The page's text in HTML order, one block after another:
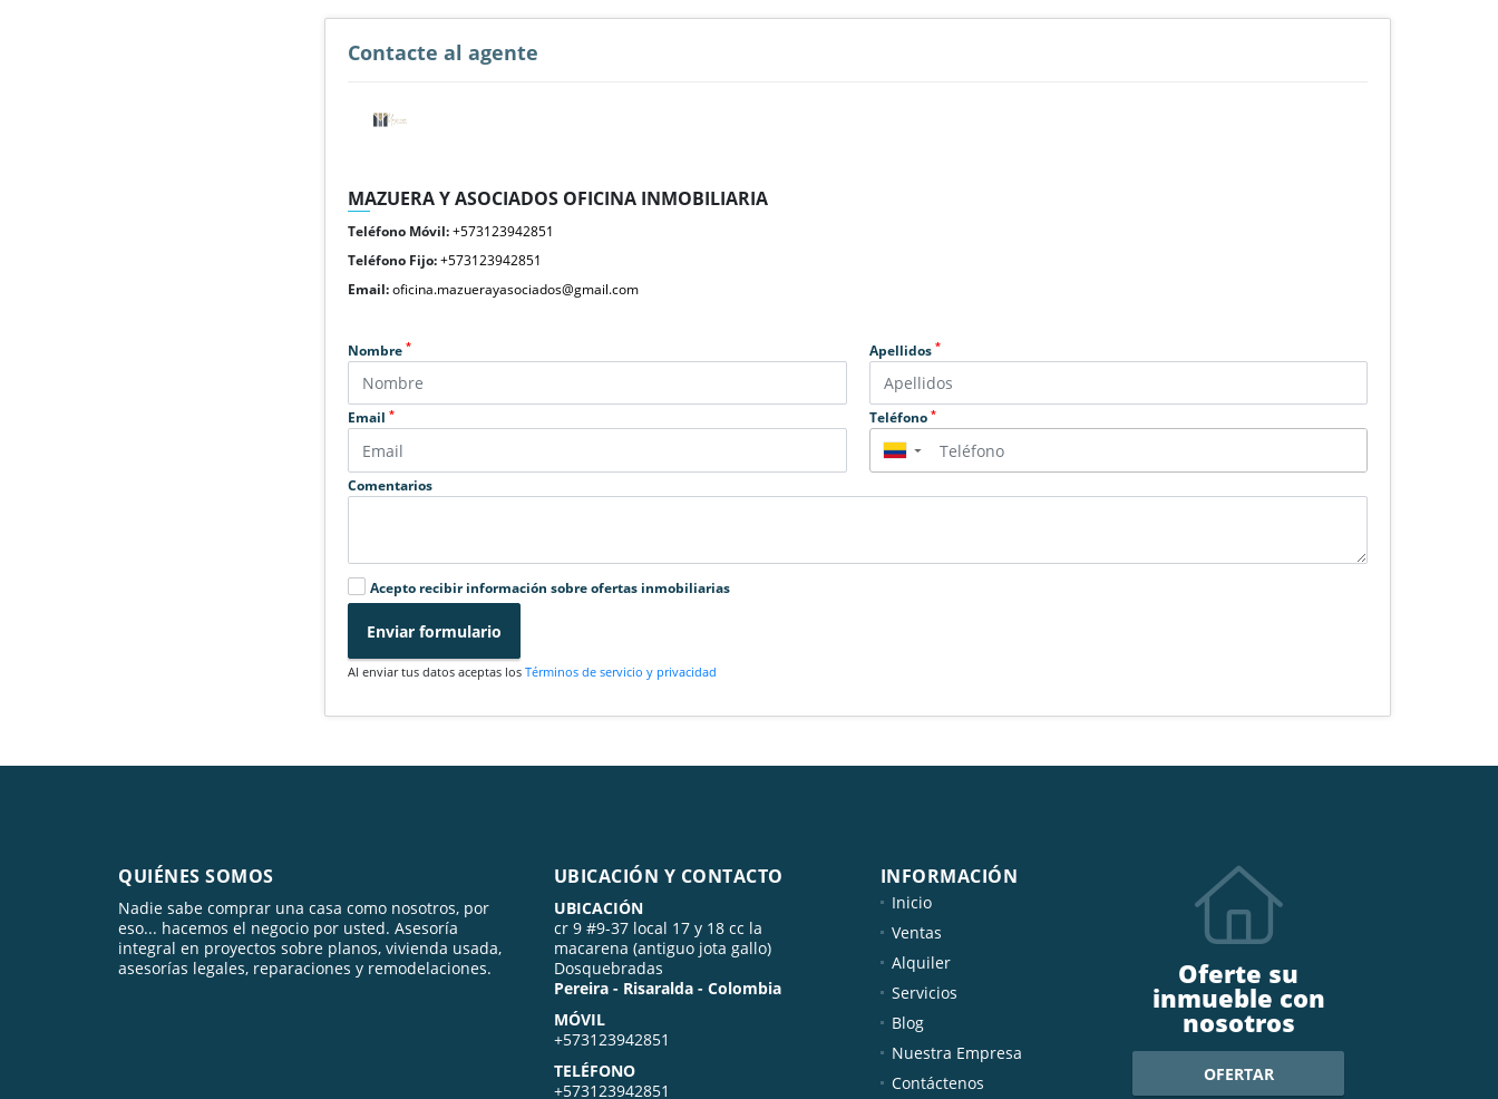
Contacte al agente
MAZUERA Y ASOCIADOS OFICINA INMOBILIARIA
Teléfono Móvil:+573123942851
Teléfono Fijo:+573123942851
Email:oficina.mazuerayasociados@gmail.com
Nombre* Apellidos *
Email* Teléfono *
▼
Comentarios
Acepto recibir información sobre ofertas inmobiliarias
Enviar formulario
Al enviar tus datos aceptas losTérminos de servicio y privacidad
QUIÉNES SOMOS
Nadie sabe comprar una casa como nosotros, por
eso... hacemos el negocio por usted. Asesoría
integral en proyectos sobre planos, vivienda usada,
asesorías legales, reparaciones y remodelaciones.
UBICACIÓN Y CONTACTO
UBICACIÓN
cr 9 #9-37 local 17 y 18 cc la
macarena (antiguo jota gallo)
Dosquebradas
Pereira - Risaralda - Colombia
MÓVIL
+573123942851
TELÉFONO
+573123942851
INFORMACIÓN
Inicio
Ventas
Alquiler
Servicios
Blog
Nuestra Empresa
Contáctenos
Oferte su
inmueble con
nosotros
OFERTAR